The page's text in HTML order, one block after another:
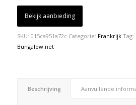
Bekijk aanbieding
SKU: 015ca951a72c Categorie: Frankrijk Tag:
Bungalow.net
Beschrijving Aanvullende